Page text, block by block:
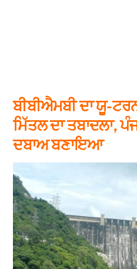
ਬੀਬੀਐਮਬੀ ਦਾ ਯੂ-
ਮਿੱਤਲ ਦਾ ਤਬਾਦਲਾ,
ਦਬਾਅ ਬਣਾਇਆ